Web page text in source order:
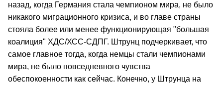
назад, когда Германия стала чемпионом мира, не было
никакого миграционного кризиса, и во главе страны
стояла более или менее функционирующая "большая
коалиция" ХДС/ХСС-СДПГ. Штрунц подчеркивает, что
самое главное тогда, когда немцы стали чемпионами
мира, не было повседневного чувства
обеспокоенности как сейчас. Конечно, у Штрунца на